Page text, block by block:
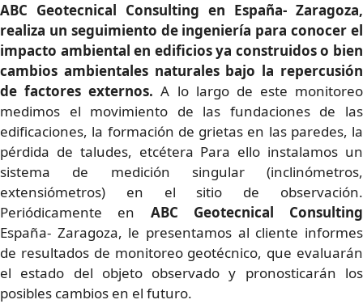
ABC Geotecnical Consulting en España- Zaragoza,
realiza un seguimiento de ingeniería para conocer el
impacto ambiental en edificios ya construidos o bien
cambios ambientales naturales bajo la repercusión
de factores externos.A lo largo de este monitoreo
medimos el movimiento de las fundaciones de las
edificaciones, la formación de grietas en las paredes, la
pérdida de taludes, etcétera Para ello instalamos un
sistema de medición singular (inclinómetros,
extensiómetros) en el sitio de observación.
Periódicamente en ABC Geotecnical Consulting
España- Zaragoza, le presentamos al cliente informes
de resultados de monitoreo geotécnico, que evaluarán
el estado del objeto observado y pronosticarán los
posibles cambios en el futuro.